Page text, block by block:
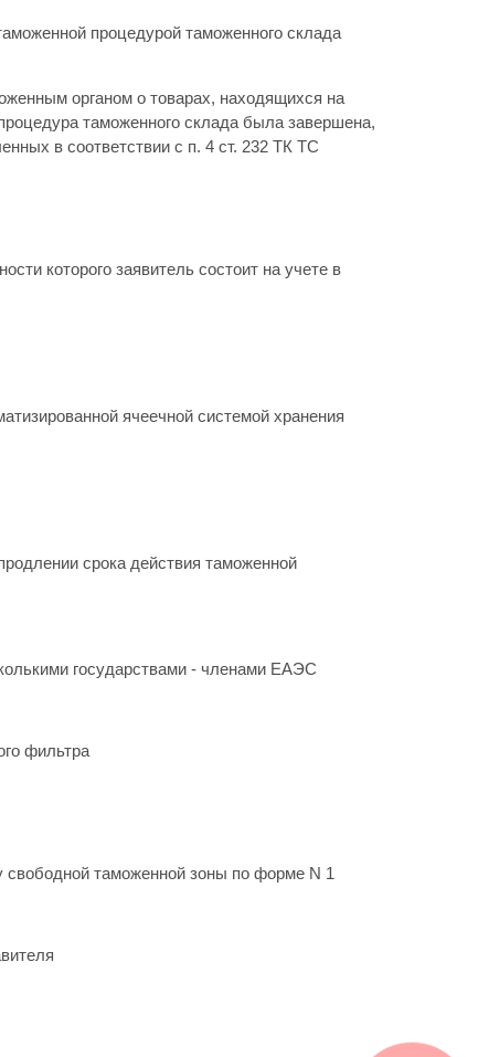
процедурой таможенного склада
органом о товарах, находящихся на
таможенного склада была завершена,
в соответствии с п. 4 ст. 232 ТК ТС
которого заявитель состоит на учете в
ячеечной системой хранения
срока действия таможенной
государствами - членами ЕАЭС
фильтра
таможенной зоны по форме N 1